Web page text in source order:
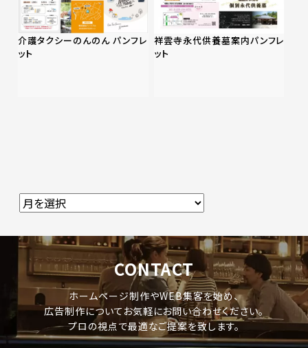
介護タクシーのんのん パンフレ
ット
祥雲寺永代供養墓案内パンフレ
ット
CONTACT
ホームページ制作やWEB集客を始め、
広告制作についてお気軽にお問い合わせください。
プロの視点で最適なご提案を致します。